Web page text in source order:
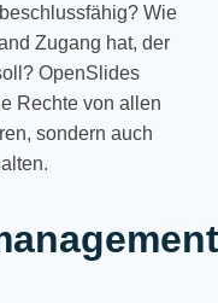
Wie
Zugang hat, der
OpenSlides
Rechte von allen
sondern auch